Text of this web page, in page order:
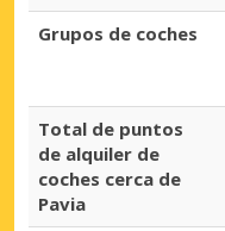
Grupos de coches
Total de puntos
de alquiler de
coches cerca de
Pavia